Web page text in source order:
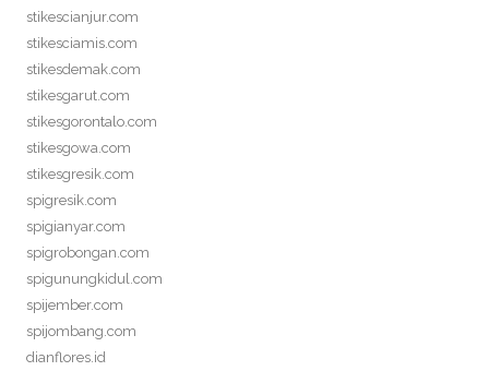
stikescianjur.com
stikesciamis.com
stikesdemak.com
stikesgarut.com
stikesgorontalo.com
stikesgowa.com
stikesgresik.com
spigresik.com
spigianyar.com
spigrobongan.com
spigunungkidul.com
spijember.com
spijombang.com
dianflores.id